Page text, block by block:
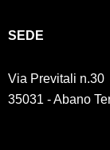
SED E
Via Previtali n.30
35031 - Abano